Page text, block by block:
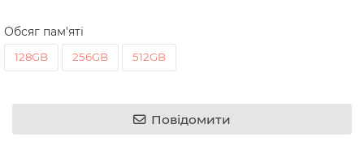
Обсяг пам'яті
128GB 256GB 512GB
Повідомити